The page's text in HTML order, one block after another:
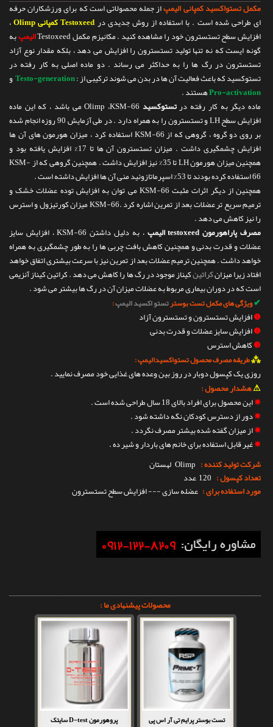
مکمل تستواکسید کمپانی الیمپاز جمله محصولاتی است که برای ورزشکاران حرفه
ای طراحی شده است . با استفاده از روش جدیدی درTestoxeed کمپانی Olimp
،
افزایش سطح تستسترون خود را مشاهده کنید . مکانیزم مکمل Testoxeed
الیمپبه
گونه ایست که نه تنها تولید تستسترون را افزایش می دهد ، بلکه مقدار نوع آزاد
تستسترون در رگ ها را به حداکثر می رساند . دو ماده اصلی به کار رفته در
تستوکسید که باعث فعالیت آن ها در بدن می شوند ترکیبی از :Testo-generationو
Pro-activationهستند .
ماده دیگر به کار رفته درتستوکسید
Olimp ،KSM-66 می باشد ، که این ماده
افزایش سطح LH و تستسترون را به همراه دارد . در طی آزمایش 90 روزه انجام شده
بر روی دو گروه ، گروهی که از KSM-66 استفاده کرد ، میزان هورمون های آن ها
افزایش چشمگیری داشت . میزان تستسترون آن ها تا 17% افزایش یافته بود و
همچنین میزان هورمون LH تا 35% نیز افزایش داشت . همچنین گروهی که از KSM-
66 استفاده کرده بودند تا 53% اسپرماتازوئید منی آن ها افزایش داشته است .
همچنین از دیگر اثرات مثبت KSM-66 می توان به افزایش توده عضلات خشک و
ترمیم سریع تر عضلات بعد از تمرین اشاره کرد .KSM-66 میزان کورتیزول و استرس
را نیز کاهش می دهد .
مصرف پاراهورمون testoxeed الیمپ
، به دلیل داشتن KSM-66 ، افزایش سایز
عضلات و قدرت بدنی و همچنین کاهش بافت چربی ها را به طور چشمگیری به همراه
خواهد داشت . همچنین ترمیم عضلات بعد از تمرین نیز با سرعت بیشتری اتفاق خواهد
افتاد زیرا میزانکراتینکیناز موجود در رگ ها را کاهش می دهد . کراتین کیناز آنزیمی
است که در دوران بیماری مربوط به عضلات میزان آن در رگ ها بیشتر می شود .
✔ویژگی های مکمل تست بوسترتستو اکسید الیمپ:
❶افزایش تستسترون و تستسترون آزاد
❷افزایش سایز عضلات و قدرت بدنی
❸کاهش استرس
⁂طریقه مصرف محصول تستواکسیدالیمپ :
روزی یک کپسول دوبار در روز بین وعده های غذایی خود مصرف نمایید .
⚠هشدار محصول :
✵این محصول برای افراد بالای 18 سال طراحی شده است .
✵دور از دسترس کودکان نگه داشته شود .
✵از میزان گفته شده بیشتر مصرف نگردد .
✵غیر قابل استفاده برای خانم های باردار و شیر ده .
شرکت تولید کننده : Olimp لهستان
تعداد کپسول : 120 عدد
مورد استفاده برای : عضله سازی --- افزایش سطح تستسترون
محصولات پیشنهادی ما :
تست بوستر پرایم تی آر اس پی پروهورمون D-test سایتک